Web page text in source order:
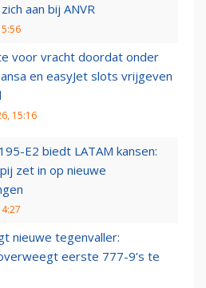
aan bij ANVR
voor vracht doordat onder
en easyJet slots vrijgeven
15:16
E2 biedt LATAM kansen:
zet in op nieuwe
nieuwe tegenvaller:
eerste 777-9’s te